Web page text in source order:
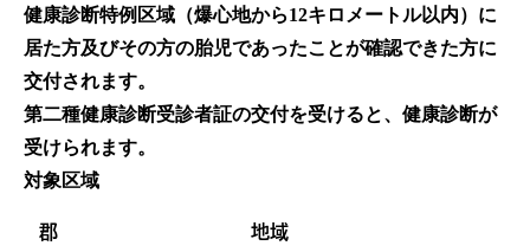
健康診断特例区域（爆心地から12キロメートル以内）に
居た方及びその方の胎児であったことが確認できた方に
交付されます。
第二種健康診断受診者証の交付を受けると、健康診断が
受けられます。
対象区域
郡 地域